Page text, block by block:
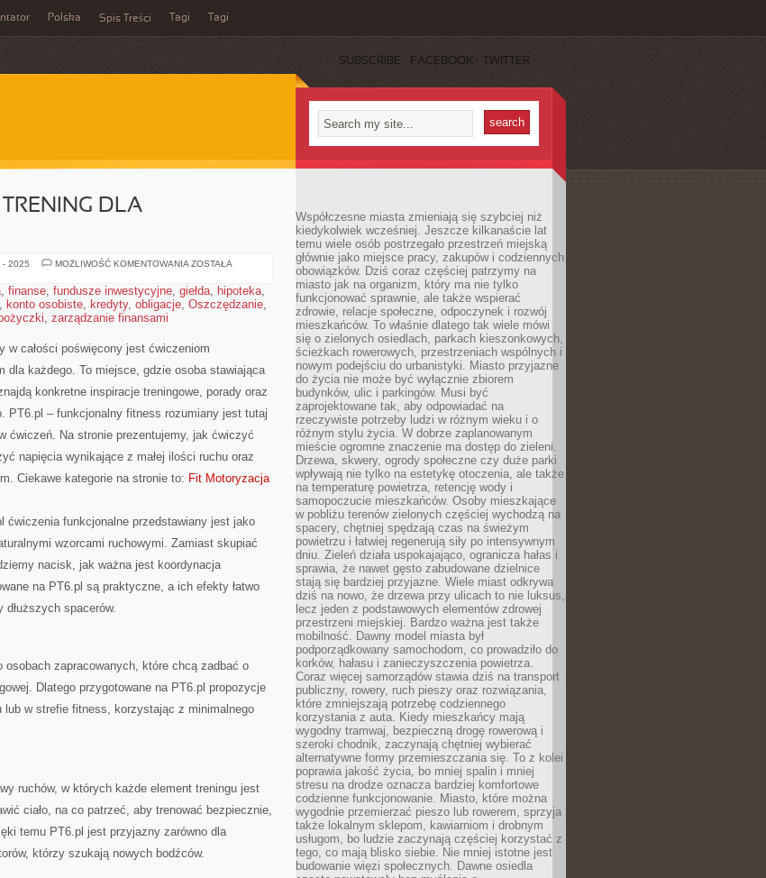
Polska Spis Treści Tagi Tagi
SUBSCRIBE FACEBOOK TWITTER
DLA
- 2025 MOŻLIWOŚĆ KOMENTOWANIA TECHNIKA
TRENING
DLA
SPORTOWCÓW
ZOSTAŁA
, finanse, fundusze inwestycyjne, giełda, hipoteka,
, konto osobiste, kredyty, obligacje, Oszczędzanie,
, zarządzanie finansami
w całości poświęcony jest ćwiczeniom
dla każdego. To miejsce, gdzie osoba stawiająca
konkretne inspiracje treningowe, porady oraz
PT6.pl – funkcjonalny fitness rozumiany jest tutaj
ćwiczeń. Na stronie prezentujemy, jak ćwiczyć
napięcia wynikające z małej ilości ruchu oraz
Ciekawe kategorie na stronie to: Fit Motoryzacja
ćwiczenia funkcjonalne przedstawiany jest jako
wzorcami ruchowymi. Zamiast skupiać
nacisk, jak ważna jest koordynacja
na PT6.pl są praktyczne, a ich efekty łatwo
spacerów.
zapracowanych, które chcą zadbać o
Dlatego przygotowane na PT6.pl propozycje
lub w strefie fitness, korzystając z minimalnego
ruchów, w których każde element treningu jest
ciało, na co patrzeć, aby trenować bezpiecznie,
temu PT6.pl jest przyjazny zarówno dla
którzy szukają nowych bodźców.
Współczesne miasta zmieniają się szybciej niż
kiedykolwiek wcześniej. Jeszcze kilkanaście lat
temu wiele osób postrzegało przestrzeń miejską
głównie jako miejsce pracy, zakupów i codziennych
obowiązków. Dziś coraz częściej patrzymy na
miasto jak na organizm, który ma nie tylko
funkcjonować sprawnie, ale także wspierać
zdrowie, relacje społeczne, odpoczynek i rozwój
mieszkańców. To właśnie dlatego tak wiele mówi
się o zielonych osiedlach, parkach kieszonkowych,
ścieżkach rowerowych, przestrzeniach wspólnych i
nowym podejściu do urbanistyki. Miasto przyjazne
do życia nie może być wyłącznie zbiorem
budynków, ulic i parkingów. Musi być
zaprojektowane tak, aby odpowiadać na
rzeczywiste potrzeby ludzi w różnym wieku i o
różnym stylu życia. W dobrze zaplanowanym
mieście ogromne znaczenie ma dostęp do zieleni.
Drzewa, skwery, ogrody społeczne czy duże parki
wpływają nie tylko na estetykę otoczenia, ale także
na temperaturę powietrza, retencję wody i
samopoczucie mieszkańców. Osoby mieszkające
w pobliżu terenów zielonych częściej wychodzą na
spacery, chętniej spędzają czas na świeżym
powietrzu i łatwiej regenerują siły po intensywnym
dniu. Zieleń działa uspokajająco, ogranicza hałas i
sprawia, że nawet gęsto zabudowane dzielnice
stają się bardziej przyjazne. Wiele miast odkrywa
dziś na nowo, że drzewa przy ulicach to nie luksus,
lecz jeden z podstawowych elementów zdrowej
przestrzeni miejskiej. Bardzo ważna jest także
mobilność. Dawny model miasta był
podporządkowany samochodom, co prowadziło do
korków, hałasu i zanieczyszczenia powietrza.
Coraz więcej samorządów stawia dziś na transport
publiczny, rowery, ruch pieszy oraz rozwiązania,
które zmniejszają potrzebę codziennego
korzystania z auta. Kiedy mieszkańcy mają
wygodny tramwaj, bezpieczną drogę rowerową i
szeroki chodnik, zaczynają chętniej wybierać
alternatywne formy przemieszczania się. To z kolei
poprawia jakość życia, bo mniej spalin i mniej
stresu na drodze oznacza bardziej komfortowe
codzienne funkcjonowanie. Miasto, które można
wygodnie przemierzać pieszo lub rowerem, sprzyja
także lokalnym sklepom, kawiarniom i drobnym
usługom, bo ludzie zaczynają częściej korzystać z
tego, co mają blisko siebie. Nie mniej istotne jest
budowanie więzi społecznych. Dawne osiedla